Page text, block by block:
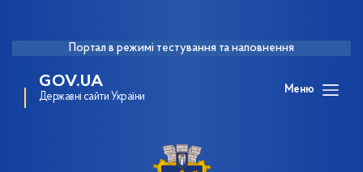
Портал в режимі тестування та наповнення
GOV.UA
Державні сайти України
Меню